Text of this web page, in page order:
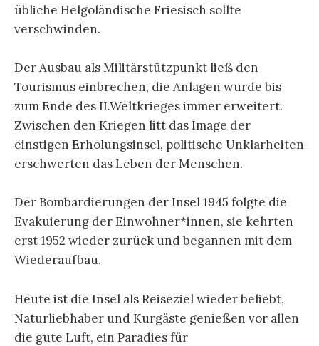
übliche Helgoländische Friesisch sollte
verschwinden.
Der Ausbau als Militärstützpunkt ließ den
Tourismus einbrechen, die Anlagen wurde bis
zum Ende des II.Weltkrieges immer erweitert.
Zwischen den Kriegen litt das Image der
einstigen Erholungsinsel, politische Unklarheiten
erschwerten das Leben der Menschen.
Der Bombardierungen der Insel 1945 folgte die
Evakuierung der Einwohner*innen, sie kehrten
erst 1952 wieder zurück und begannen mit dem
Wiederaufbau.
Heute ist die Insel als Reiseziel wieder beliebt,
Naturliebhaber und Kurgäste genießen vor allen
die gute Luft, ein Paradies für